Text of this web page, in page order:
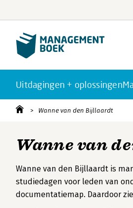
Uitdagingen + oplossingen
Wanne van den Bijllaardt
Wanne van
Wanne van den Bijllaardt is
studiedagen voor leden van
documentatiemap. Daardoor